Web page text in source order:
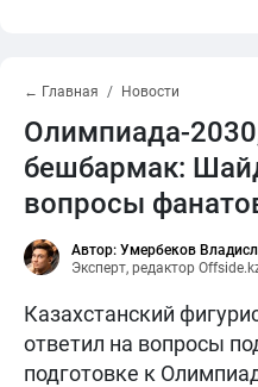
← Главная Новости
Олимпиада-
бешбармак:
вопросы
Автор: Умербеков
Эксперт, редактор
Казахстанский
ответил на вопросы
подготовке к